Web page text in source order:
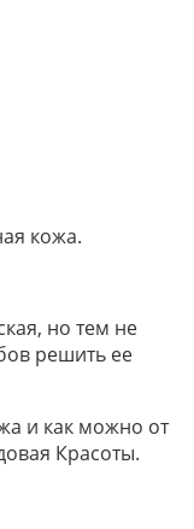
кожа.
но тем не
решить ее
и как можно от
Красоты.